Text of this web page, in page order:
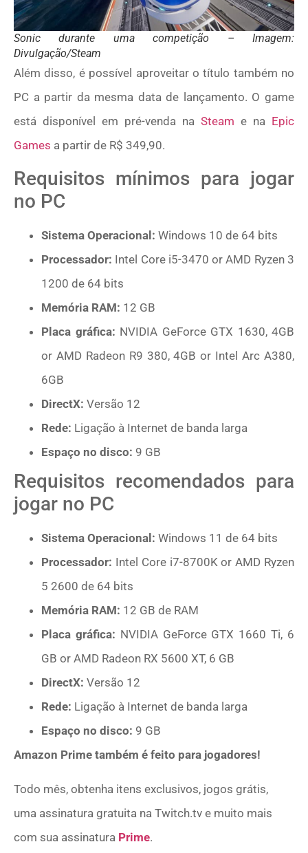
Sonic durante uma competição – Imagem:
Divulgação/Steam
Além disso, é possível aproveitar o título também no
PC a partir da mesma data de lançamento. O game
está disponível em pré-venda na Steam e na Epic
Games a partir de R$ 349,90.
Requisitos mínimos para jogar
no PC
Sistema Operacional: Windows 10 de 64 bits
Processador: Intel Core i5-3470 or AMD Ryzen 3
1200 de 64 bits
Memória RAM: 12 GB
Placa gráfica: NVIDIA GeForce GTX 1630, 4GB
or AMD Radeon R9 380, 4GB or Intel Arc A380,
6GB
DirectX: Versão 12
Rede: Ligação à Internet de banda larga
Espaço no disco: 9 GB
Requisitos recomendados para
jogar no PC
Sistema Operacional: Windows 11 de 64 bits
Processador: Intel Core i7-8700K or AMD Ryzen
5 2600 de 64 bits
Memória RAM: 12 GB de RAM
Placa gráfica: NVIDIA GeForce GTX 1660 Ti, 6
GB or AMD Radeon RX 5600 XT, 6 GB
DirectX: Versão 12
Rede: Ligação à Internet de banda larga
Espaço no disco: 9 GB
Amazon Prime também é feito para jogadores!
Todo mês, obtenha itens exclusivos, jogos grátis,
uma assinatura gratuita na Twitch.tv e muito mais
com sua assinatura Prime.